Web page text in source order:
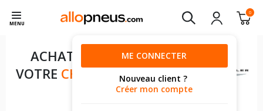
MENU
0
ME CONNECTER
Nouveau client ?
Créer mon compte
ACHAT DE PNEUS POUR
VOTRE CHRYSLER CROSSFIRE
ROADSTER